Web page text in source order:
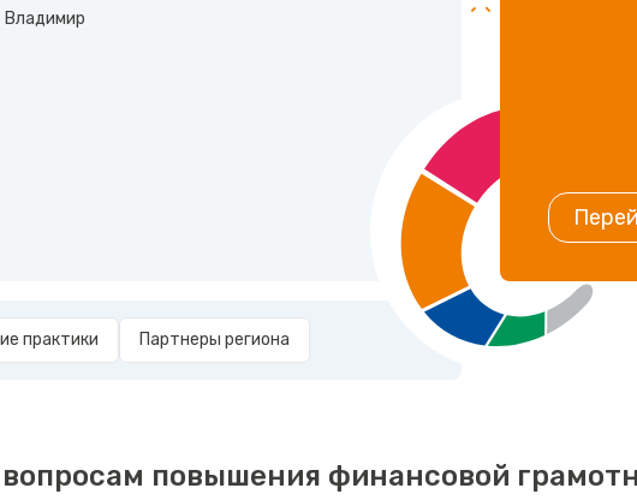
практики Партнеры региона
повышения финансовой